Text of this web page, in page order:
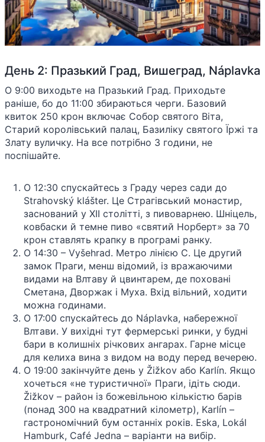
День 2: Празький Град, Вишеград, Náplavka
О 9:00 виходьте на Празький Град. Приходьте
раніше, бо до 11:00 збираються черги. Базовий
квиток 250 крон включає Собор святого Віта,
Старий королівський палац, Базиліку святого Їржі та
Злату вуличку. На все потрібно 3 години, не
поспішайте.
О 12:30 спускайтесь з Граду через сади до
Strahovský klášter. Це Страгівський монастир,
заснований у XII столітті, з пивоварнею. Шніцель,
ковбаски й темне пиво «святий Норберт» за 70
крон ставлять крапку в програмі ранку.
О 14:30 – Vyšehrad. Метро лінією C. Це другий
замок Праги, менш відомий, із вражаючими
видами на Влтаву й цвинтарем, де поховані
Сметана, Дворжак і Муха. Вхід вільний, ходити
можна годинами.
О 17:00 спускайтесь до Náplavka, набережної
Влтави. У вихідні тут фермерські ринки, у будні
бари в колишніх річкових ангарах. Гарне місце
для келиха вина з видом на воду перед вечерею.
О 19:00 закінчуйте день у Žižkov або Karlín. Якщо
хочеться «не туристичної» Праги, ідіть сюди.
Žižkov – район із божевільною кількістю барів
(понад 300 на квадратний кілометр), Karlín –
гастрономічний бум останніх років. Eska, Lokál
Hamburk, Café Jedna – варіанти на вибір.